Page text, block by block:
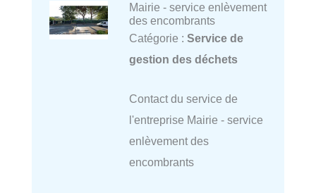
Mairie - service enlèvement
des encombrants
Catégorie : Service de
gestion des déchets
Contact du service de
l'entreprise Mairie - service
enlèvement des
encombrants